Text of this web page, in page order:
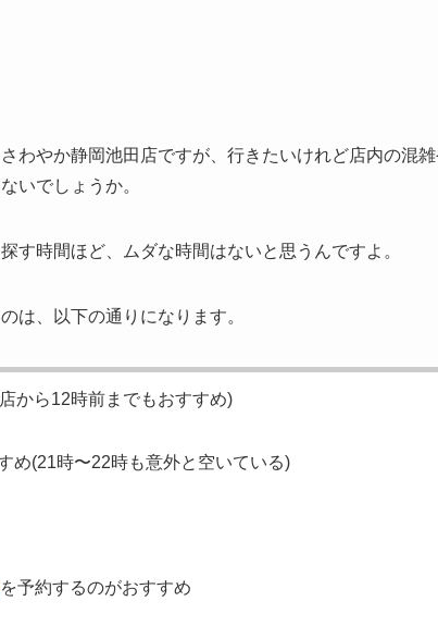
わやか静岡池田店ですが、行きたいけれど店内の混
いでしょうか。
す時間ほど、ムダな時間はないと思うんですよ。
は、以下の通りになります。
から12時前までもおすすめ)
め(21時〜22時も意外と空いている)
を予約するのがおすすめ